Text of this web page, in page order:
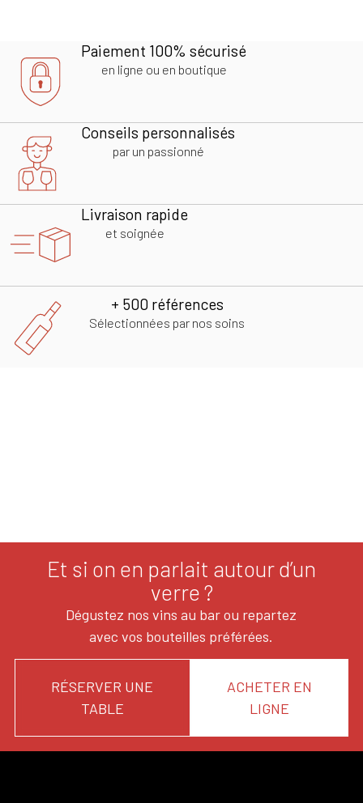
Paiement 100% sécurisé
en ligne ou en boutique
Conseils personnalisés
par un passionné
Livraison rapide
et soignée
+ 500 références
Sélectionnées par nos soins
Et si on en parlait autour d’un
verre ?
Dégustez nos vins au bar ou repartez
avec vos bouteilles préférées.
RÉSERVER UNE
TABLE
ACHETER EN
LIGNE